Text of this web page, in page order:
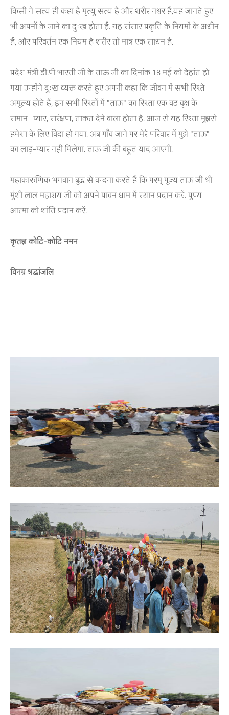
किसी ने सत्य ही कहा है मृत्यु सत्य है और शरीर नश्वर हैं,यह जानते हुए
भी अपनों के जाने का दुःख होता हैं. यह संसार प्रकृति के नियमों के अधीन
हैं, और परिवर्तन एक नियम है शरीर तो मात्र एक साधन है.
प्रदेश मंत्री डी.पी भारती जी के ताऊ जी का दिनांक 18 मई को देहांत हो
गया उन्होंने दुःख व्यक्त करते हुए अपनी कहा कि जीवन में सभी रिश्ते
अमूल्य होते हैं, इन सभी रिश्तों में "ताऊ" का रिश्ता एक वट वृक्ष के
समान- प्यार, सरंक्षण, ताकत देने वाला होता है. आज से यह रिश्ता मुझसे
हमेशा के लिए विदा हो गया. अब गाँव जाने पर मेरे परिवार में मुझे "ताऊ"
का लाड़-प्यार नही मिलेगा. ताऊ जी की बहुत याद आएगी.
महाकारुणिक भगवान बुद्ध से वन्दना करते हैं कि परम् पूज्य ताऊ जी श्री
मुंशी लाल महाशय जी को अपने पावन धाम में स्थान प्रदान करें. पुण्य
आत्मा को शांति प्रदान करें.
कृतज्ञ कोटि-कोटि नमन
विनम्र श्रद्धांजलि